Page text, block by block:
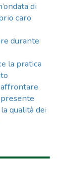
di
caro
durante
la pratica
qualità dei